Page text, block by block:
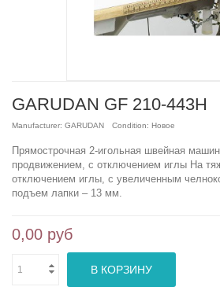
GARUDAN GF 210-443H
Manufacturer: GARUDAN Condition: Новое
Прямострочная 2-игольная швейная
продвижением, с отключением иглы На
отключением иглы, с увеличенным
подъем лапки – 13 мм.
0,00 руб
В КОРЗИНУ